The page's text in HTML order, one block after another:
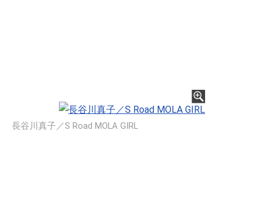
長谷川真子／S Road MOLA GIRL